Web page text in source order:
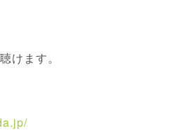
けます。